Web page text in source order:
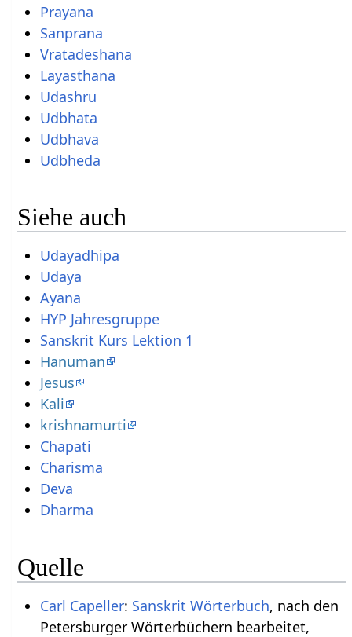
Prayana
Sanprana
Vratadeshana
Layasthana
Udashru
Udbhata
Udbhava
Udbheda
Siehe auch
Udayadhipa
Udaya
Ayana
HYP Jahresgruppe
Sanskrit Kurs Lektion 1
Hanuman
Jesus
Kali
krishnamurti
Chapati
Charisma
Deva
Dharma
Quelle
Carl Capeller: Sanskrit Wörterbuch, nach den
Petersburger Wörterbüchern bearbeitet,